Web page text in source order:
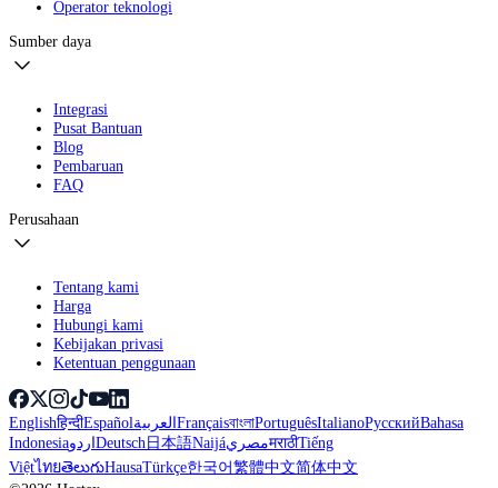
Operator teknologi
Sumber daya
Integrasi
Pusat Bantuan
Blog
Pembaruan
FAQ
Perusahaan
Tentang kami
Harga
Hubungi kami
Kebijakan privasi
Ketentuan penggunaan
Englishहिन्दीEspañolالعربيةFrançaisবাংলাPortuguêsItalianoРусскийBahasa
IndonesiaاردوDeutsch日本語NaijáمصريमराठीTiếng
ViệtไทยతెలుగుHausaTürkçe한국어繁體中文简体中文